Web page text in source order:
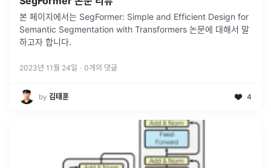
본 페이지에서는 SegFormer: Simple and Efficient Design for
Semantic Segmentation with Transformers 논문에 대해서 말
하고자 합니다.
2023년 11월 24일 · 0개의 댓글
by 김태훈 4